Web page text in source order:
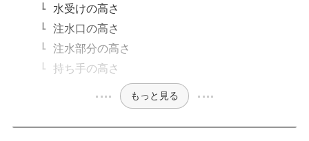
水受けの高さ
注水口の高さ
注水部分の高さ
持ち手の高さ
もっと見る